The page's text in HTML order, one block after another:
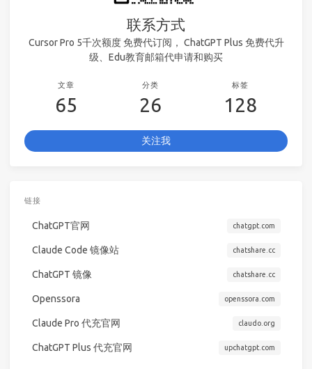
联系方式
Cursor Pro 5千次额度 免费代订阅， ChatGPT Plus 免费代升
级、Edu教育邮箱代申请和购买
文章
65
分类
26
标签
128
关注我
链接
ChatGPT官网 chatgpt.com
Claude Code 镜像站 chatshare.cc
ChatGPT 镜像 chatshare.cc
Openssora openssora.com
Claude Pro 代充官网 claudo.org
ChatGPT Plus 代充官网 upchatgpt.com